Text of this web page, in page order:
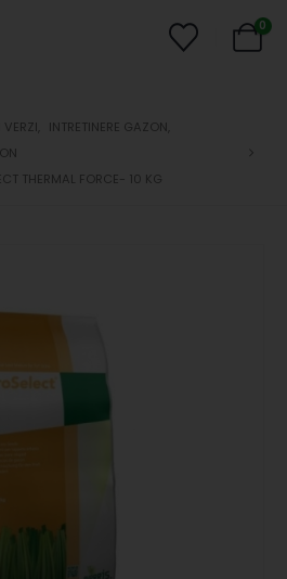
0
VERZI
INTRETINERE GAZON
THERMAL FORCE- 10 KG